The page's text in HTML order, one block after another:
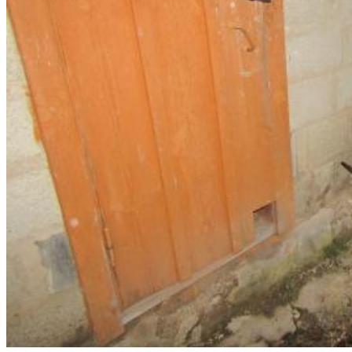
07.08.2026 | 18:49
Исследование: россияне увеличивают расходы на спорт и
ЗОЖ
07.08.2026 | 18:24
В Самарской области продлили ограничения по купанию на
четырех пляжах
07.08.2026 | 18:22
Вячеслав Федорищев впервые вручил знак "За вклад в
развитие Самарской области" выдающимся жителям
07.08.2026 | 18:21
В Тольятти отремонтируют тротуары и проезды
07.08.2026 | 18:05
"Самара в движении": расписание бесплатных тренировок 8
07.08.2026 | 17:56
Забота о здоровье ветеранов – один из приоритетов: Вячеслав
Федорищев – о расширении географии диспансеризации
участников СВО
07.08.2026 | 17:55
Самарские строители отмечают профессиональный праздник
07.08.2026 | 17:49
В ГД предложили увеличить МРОТ до 50 000 рублей
07.08.2026 | 17:25
Шостакович и сказки: в Самаре прошел необычный концерт